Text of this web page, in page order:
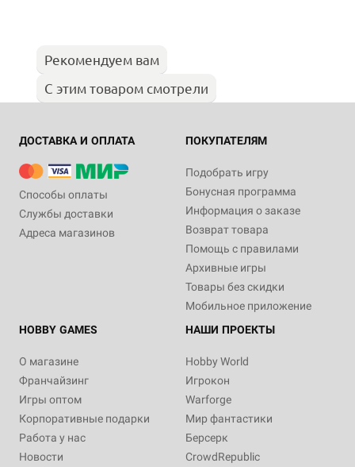
Рекомендуем вам
С этим товаром смотрели
ДОСТАВКА И ОПЛАТА
Способы оплаты
Службы доставки
Адреса магазинов
ПОКУПАТЕЛЯМ
Подобрать игру
Бонусная программа
Информация о заказе
Возврат товара
Помощь с правилами
Архивные игры
Товары без скидки
Мобильное приложение
HOBBY GAMES
О магазине
Франчайзинг
Игры оптом
Корпоративные подарки
Работа у нас
Новости
НАШИ ПРОЕКТЫ
Hobby World
Игрокон
Warforge
Мир фантастики
Берсерк
CrowdRepublic